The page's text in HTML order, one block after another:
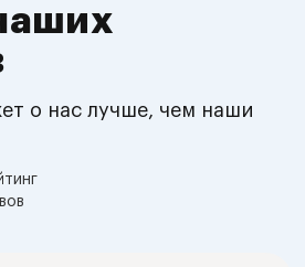
о нас лучше, чем наши